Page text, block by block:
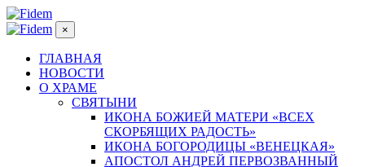
×
ГЛАВНАЯ
НОВОСТИ
О ХРАМЕ
СВЯТЫНИ
ИКОНА БОЖИЕЙ МАТЕРИ «ВСЕХ
СКОРБЯЩИХ РАДОСТЬ»
ИКОНА БОГОРОДИЦЫ «ВЕНЕЦКАЯ»
АПОСТОЛ АНДРЕЙ ПЕРВОЗВАННЫЙ